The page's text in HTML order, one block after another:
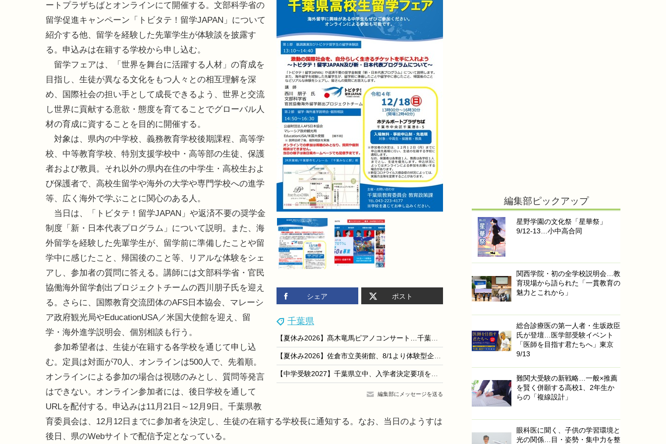
シェア ポスト
千葉県
【夏休み2026】髙木竜馬ピアノコンサート…千葉県立美術館8/23
【夏休み2026】佐倉市立美術館、8/1より体験型企画…自分だけのノート作り
【中学受験2027】千葉県立中、入学者決定要項を公表
編集部にメッセージを送る
ートプラザちばとオンラインにて開催する。文部科学省の
留学促進キャンペーン「トビタテ！留学JAPAN」について
紹介する他、留学を経験した先輩学生が体験談を披露す
る。申込みは在籍する学校から申し込む。
留学フェアは、「世界を舞台に活躍する人材」の育成を
目指し、生徒が異なる文化をもつ人々との相互理解を深
め、国際社会の担い手として成長できるよう、世界と交流
し世界に貢献する意欲・態度を育てることでグローバル人
材の育成に資することを目的に開催する。
対象は、県内の中学校、義務教育学校後期課程、高等学
校、中等教育学校、特別支援学校中・高等部の生徒、保護
者および教員。それ以外の県内在住の中学生・高校生およ
び保護者で、高校生留学や海外の大学や専門学校への進学
等、広く海外で学ぶことに関心のある人。
当日は、「トビタテ！留学JAPAN」や返済不要の奨学金
制度「新・日本代表プログラム」について説明。また、海
外留学を経験した先輩学生が、留学前に準備したことや留
学中に感じたこと、帰国後のこと等、リアルな体験をシェ
アし、参加者の質問に答える。講師には文部科学省・官民
協働海外留学創出プロジェクトチームの西川朋子氏を迎え
る。さらに、国際教育交流団体のAFS日本協会、マレーシ
ア政府観光局やEducationUSA／米国大使館を迎え、留
学・海外進学説明会、個別相談も行う。
参加希望者は、生徒が在籍する各学校を通じて申し込
む。定員は対面が70人、オンラインは500人で、先着順。
オンラインによる参加の場合は視聴のみとし、質問等発言
はできない。オンライン参加者には、後日学校を通して
URLを配付する。申込みは11月21日～12月9日。千葉県教
育委員会は、12月12日までに参加者を決定し、生徒の在籍する学校長に通知する。なお、当日のようすは
後日、県のWebサイトで配信予定となっている。
編集部ピックアップ
星野学園の文化祭「星華祭」
9/12-13…小中高合同
関西学院・初の全学校説明会…教
育現場から語られた「一貫教育の
魅力とこれから」
総合診療医の第一人者・生坂政臣
氏が登壇…医学部受験イベント
「医師を目指す君たちへ」東京
9/13
難関大受験の新戦略…一般×推薦
を賢く併願する高校1、2年生か
らの「複線設計」
眼科医に聞く、子供の学習環境と
光の関係…目・姿勢・集中力を整